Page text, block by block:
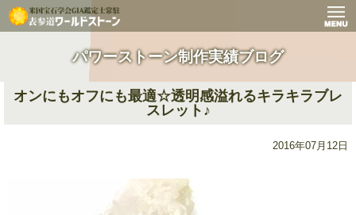
パワーストーン制作実績ブログ
オンにもオフにも最適☆透明感溢れるキラキラブレ
スレット♪
2016年07月12日